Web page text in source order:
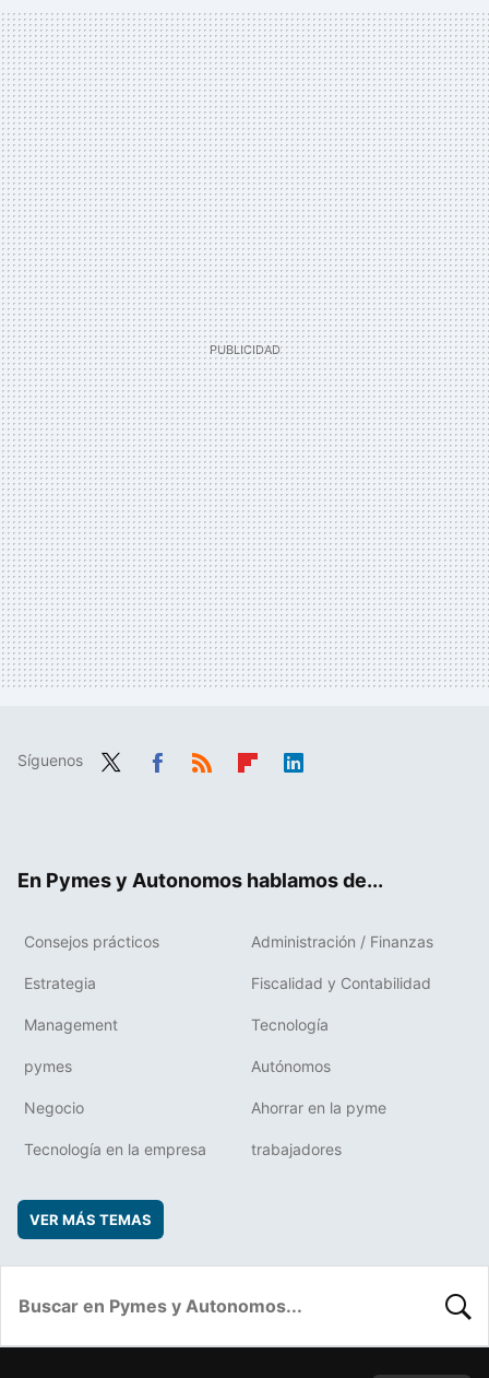
Síguenos
En Pymes y Autonomos hablamos de...
Consejos prácticos Administración / Finanzas
Estrategia Fiscalidad y Contabilidad
Management Tecnología
pymes Autónomos
Negocio Ahorrar en la pyme
Tecnología en la empresa trabajadores
VER MÁS TEMAS